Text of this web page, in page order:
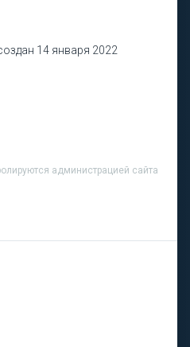
14 января 2022
администрацией сайта